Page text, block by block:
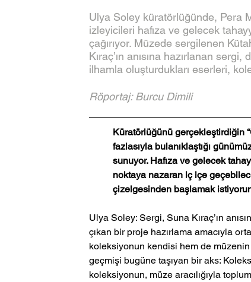
Ulya Soley küratörlüğünde, Pera
izleyicileri hafıza ve gelecek
çağırıyor. Müzede sergilenen
Kıraç’ın anısına hazırlanan
ilhamla oluşturdukları eserleri,
Röportaj: Burcu Dimili
Küratörlüğünü gerçekleştirdiğin
fazlasıyla bulanıklaştığı
sunuyor. Hafıza ve gelecek
noktaya nazaran iç içe
çizelgesinden başlamak
Ulya Soley: Sergi, Suna Kıraç’ın
çıkan bir proje hazırlama amacıyla
koleksiyonun kendisi hem de
geçmişi bugüne taşıyan bir aks:
koleksiyonun, müze aracılığıyla